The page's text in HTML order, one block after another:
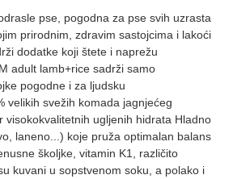
pse, pogodna za pse svih uzrasta
prirodnim, zdravim sastojcima i lakoći
dodatke koji štete i naprežu
adult lamb+rice sadrži samo
pogodne i za ljudsku
velikih svežih komada jagnjećeg
visokokvalitetnih ugljenih hidrata Hladno
laneno...) koje pruža optimalan balans
školjke, vitamin K1, različito
kuvani u sopstvenom soku, a polako i